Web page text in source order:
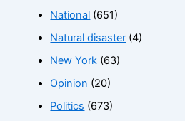
National (651)
Natural disaster (4)
New York (63)
Opinion (20)
Politics (673)